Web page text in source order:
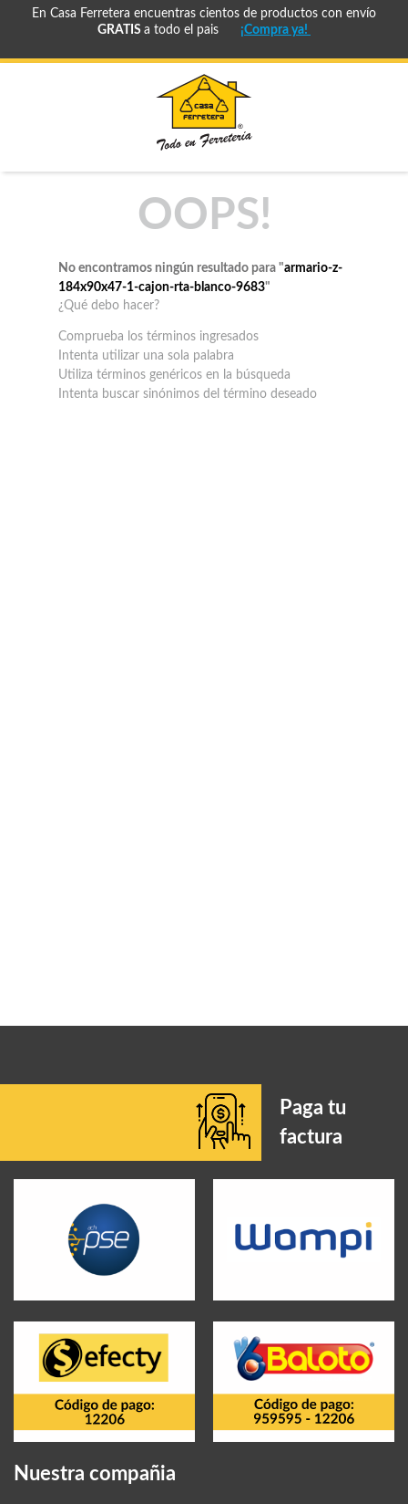
En Casa Ferretera encuentras cientos de productos con envío
GRATIS a todo el pais ¡Compra ya!
OOPS!
No encontramos ningún resultado para "armario-z-
184x90x47-1-cajon-rta-blanco-9683"
¿Qué debo hacer?
Comprueba los términos ingresados
Intenta utilizar una sola palabra
Utiliza términos genéricos en la búsqueda
Intenta buscar sinónimos del término deseado
Paga tu
factura
Nuestra compañia